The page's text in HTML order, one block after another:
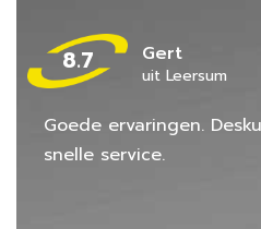
8.7 Gert
uit Leersum
Goede ervaringen.
snelle service.